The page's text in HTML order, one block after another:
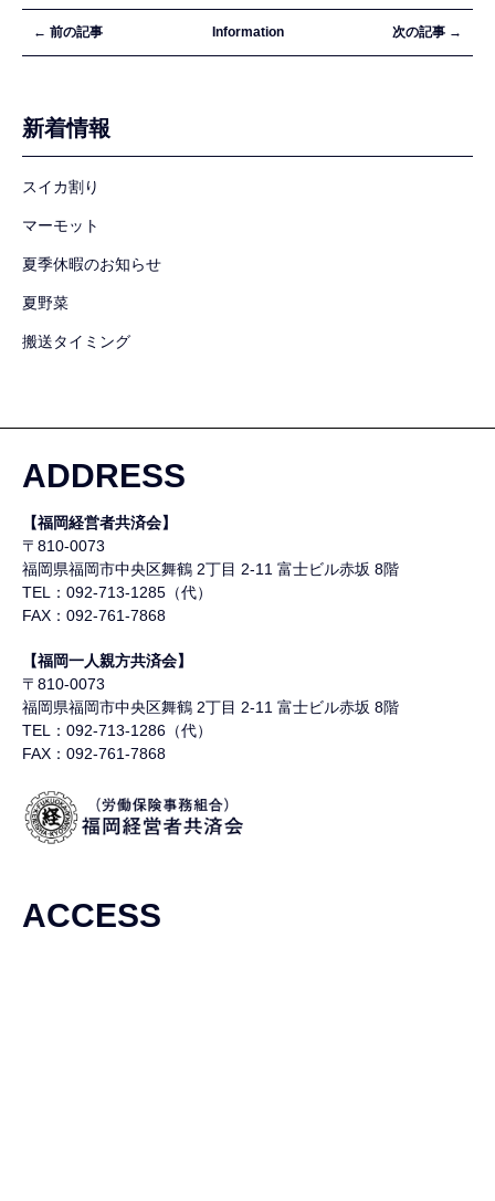
← 前の記事 Information 次の記事 →
新着情報
スイカ割り
マーモット
夏季休暇のお知らせ
夏野菜
搬送タイミング
ADDRESS
【福岡経営者共済会】
〒810-0073
福岡県福岡市中央区舞鶴 2丁目 2-11 富士ビル赤坂 8階
TEL：092-713-1285（代）
FAX：092-761-7868
【福岡一人親方共済会】
〒810-0073
福岡県福岡市中央区舞鶴 2丁目 2-11 富士ビル赤坂 8階
TEL：092-713-1286（代）
FAX：092-761-7868
ACCESS